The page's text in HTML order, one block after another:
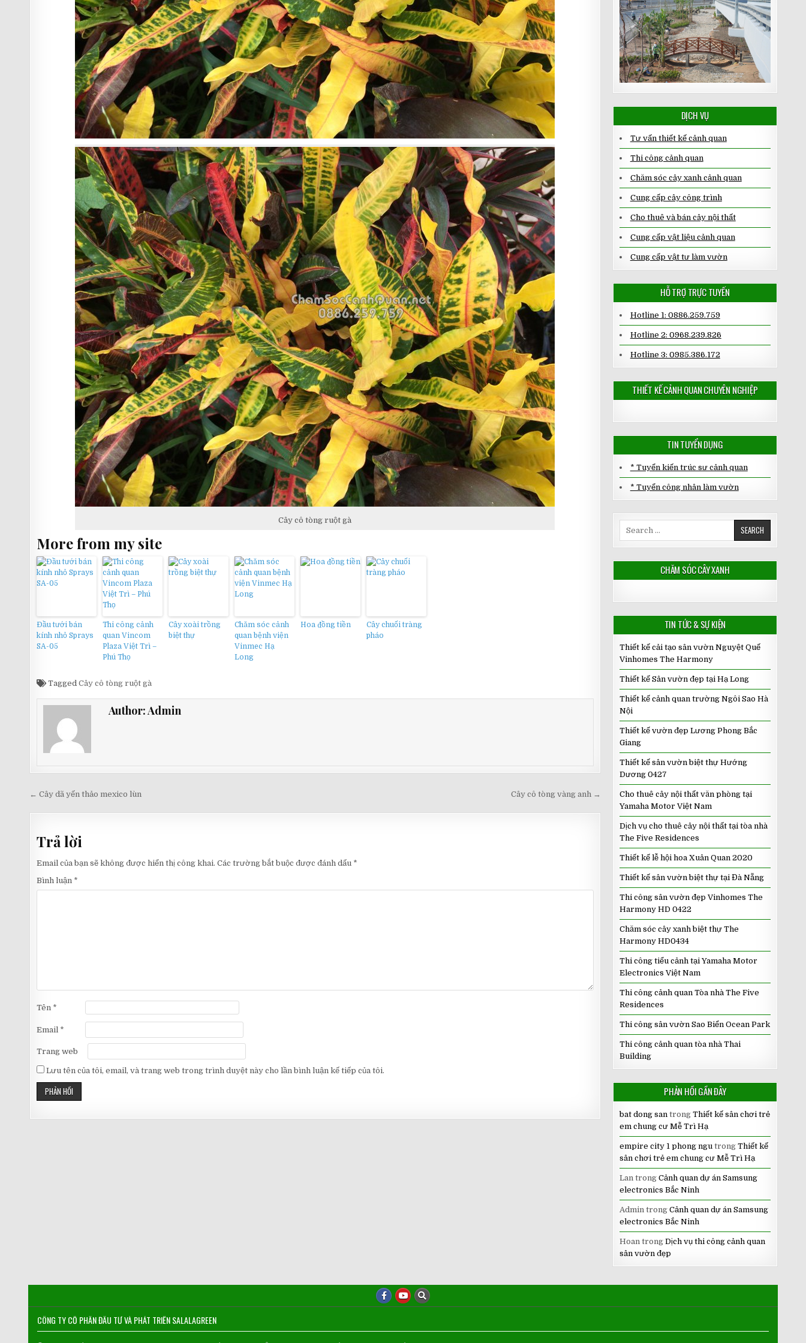
Cây cô tòng ruột gà
More from my site
Đầu tưới bán
kính nhỏ Sprays
SA-05
Thi công cảnh
quan Vincom
Plaza Việt Trì –
Phú Thọ
Cây xoài trồng
biệt thự
Chăm sóc cảnh
quan bệnh viện
Vinmec Hạ
Long
Hoa đồng tiền
Cây chuối tràng
pháo
TaggedCây cô tòng ruột gà
Author:Admin
Điều
hướng
viết
Cây cô tòng vàng anh →
← Cây dã yến thảo mexico lùn
Trả lời
Email của bạn sẽ không được hiển thị công khai. Các trường bắt buộc được đánh dấu *
Bình luận *
Tên *
Email *
Trang web
Lưu tên của tôi, email, và trang web trong trình duyệt này cho lần bình luận kế tiếp của tôi.
DỊCH VỤ
Tư vấn thiết kế cảnh quan
Thi công cảnh quan
Chăm sóc cây xanh cảnh quan
Cung cấp cây công trình
Cho thuê và bán cây nội thất
Cung cấp vật liệu cảnh quan
Cung cấp vật tư làm vườn
HỖ TRỢ TRỰC TUYẾN
Hotline 1: 0886.259.759
Hotline 2: 0968.239.826
Hotline 3: 0985.386.172
THIẾT KẾ CẢNH QUAN CHUYÊN NGHIỆP
TIN TUYỂN DỤNG
* Tuyển kiến trúc sư cảnh quan
* Tuyển công nhân làm vườn
CHĂM SÓC CÂY XANH
TIN TỨC & SỰ KIỆN
Thiết kế cải tạo sân vườn Nguyệt Quế
Vinhomes The Harmony
Thiết kế Sân vườn đẹp tại Hạ Long
Thiết kế cảnh quan trường Ngôi Sao Hà
Nội
Thiết kế vườn đẹp Lương Phong Bắc
Giang
Thiết kế sân vườn biệt thự Hướng
Dương 0427
Cho thuê cây nội thất văn phòng tại
Yamaha Motor Việt Nam
Dịch vụ cho thuê cây nội thất tại tòa nhà
The Five Residences
Thiết kế lễ hội hoa Xuân Quan 2020
Thiết kế sân vườn biệt thự tại Đà Nẵng
Thi công sân vườn đẹp Vinhomes The
Harmony HD 0422
Chăm sóc cây xanh biệt thự The
Harmony HD0434
Thi công tiểu cảnh tại Yamaha Motor
Electronics Việt Nam
Thi công cảnh quan Tòa nhà The Five
Residences
Thi công sân vườn Sao Biển Ocean Park
Thi công cảnh quan tòa nhà Thai
Building
PHẢN HỒI GẦN ĐÂY
bat dong santrong Thiết kế sân chơi trẻ
em chung cư Mễ Trì Hạ
empire city 1 phong ngutrong Thiết kế
sân chơi trẻ em chung cư Mễ Trì Hạ
Lantrong Cảnh quan dự án Samsung
electronics Bắc Ninh
Admintrong Cảnh quan dự án Samsung
electronics Bắc Ninh
Hoantrong Dịch vụ thi công cảnh quan
sân vườn đẹp
CÔNG TY CỔ PHẦN ĐẦU TƯ VÀ PHÁT TRIỂN SALALAGREEN